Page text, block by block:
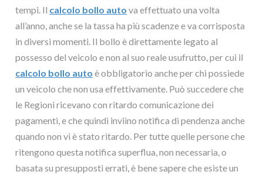
tempi. Il calcolo bollo auto va effettuato una volta
all’anno, anche se la tassa ha più scadenze e va corrisposta
in diversi momenti. Il bollo è direttamente legato al
possesso del veicolo e non al suo reale usufrutto, per cui il
calcolo bollo auto è obbligatorio anche per chi possiede
un veicolo che non usa effettivamente. Può succedere che
le Regioni ricevano con ritardo comunicazione dei
pagamenti, e che quindi inviino notifica di pendenza anche
quando non vi è stato ritardo. Per tutte quelle persone che
ritengono questa notifica superflua, non necessaria, o
basata su presupposti errati, è bene sapere che esiste un